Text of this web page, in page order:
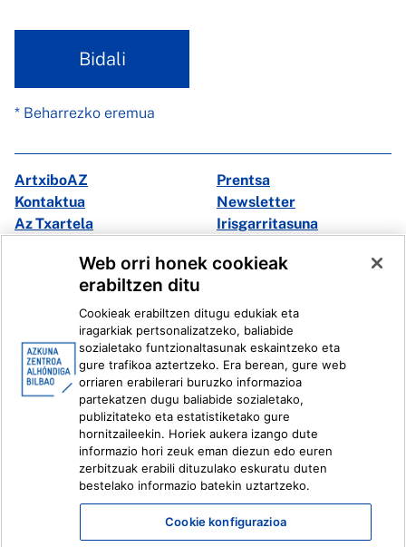
Bidali
* Beharrezko eremua
ArtxiboAZ
Prentsa
Kontaktua
Newsletter
Az Txartela
Irisgarritasuna
Instagram
Youtube
Linkedin
Ivoox
Lege informazioa Barneko Informazio Sistema
Web orri honek cookieak
erabiltzen ditu
Cookieak erabiltzen ditugu edukiak eta
iragarkiak pertsonalizatzeko, baliabide
sozialetako funtzionaltasunak eskaintzeko eta
gure trafikoa aztertzeko. Era berean, gure web
orriaren erabilerari buruzko informazioa
partekatzen dugu baliabide sozialetako,
publizitateko eta estatistiketako gure
hornitzaileekin. Horiek aukera izango dute
informazio hori zeuk eman diezun edo euren
zerbitzuak erabili dituzulako eskuratu duten
bestelako informazio batekin uztartzeko.
Cookie konfigurazioa